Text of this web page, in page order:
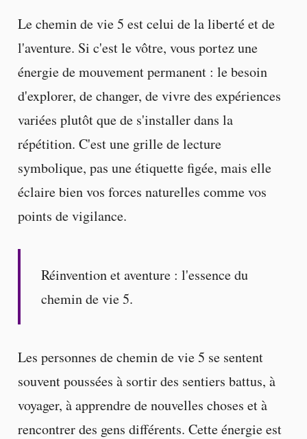
Le chemin de vie 5 est celui de la liberté et de
l'aventure. Si c'est le vôtre, vous portez une
énergie de mouvement permanent : le besoin
d'explorer, de changer, de vivre des expériences
variées plutôt que de s'installer dans la
répétition. C'est une grille de lecture
symbolique, pas une étiquette figée, mais elle
éclaire bien vos forces naturelles comme vos
points de vigilance.
Réinvention et aventure : l'essence du
chemin de vie 5.
Les personnes de chemin de vie 5 se sentent
souvent poussées à sortir des sentiers battus, à
voyager, à apprendre de nouvelles choses et à
rencontrer des gens différents. Cette énergie est